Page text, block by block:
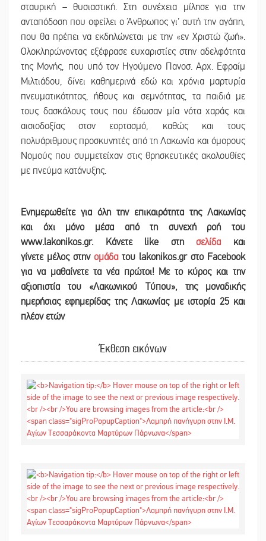
σταυρική – θυσιαστική. Στη συνέχεια μίλησε για την
ανταπόδοση που οφείλει ο Άνθρωπος γι’ αυτή την αγάπη,
που θα πρέπει να εκδηλώνεται με την «εν Χριστώ ζωή».
Ολοκληρώνοντας εξέφρασε ευχαριστίες στην αδελφότητα
της Μονής, που υπό τον Ηγούμενο Πανοσ. Αρχ. Εφραίμ
Μιλτιάδου, δίνει καθημερινά εδώ και χρόνια μαρτυρία
πνευματικότητας, ήθους και σεμνότητας, τα παιδιά με
τους δασκάλους τους που έδωσαν μία νότα χαράς και
αισιοδοξίας στον εορτασμό, καθώς και τους
πολυάριθμους προσκυνητές από τη Λακωνία και όμορους
Νομούς που συμμετείχαν στις θρησκευτικές ακολουθίες
με πνεύμα κατάνυξης.
Ενημερωθείτε για όλη την επικαιρότητα της Λακωνίας
και όχι μόνο μέσα από τη συνεχή ροή του
www.lakonikos.gr. Κάνετε like στησελίδα και
γίνετε μέλος στην ομάδα του lakonikos.gr στο Facebook
για να μαθαίνετε τα νέα πρώτοι! Με το κύρος και την
αξιοπιστία του «Λακωνικού Τύπου», της μοναδικής
ημερήσιας εφημερίδας της Λακωνίας με ιστορία 25 και
πλέον ετών
Έκθεση εικόνων